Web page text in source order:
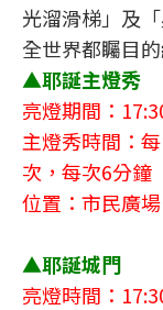
光溜滑梯」及
全世界都矚目
▲耶誕主燈秀
亮燈期間：
主燈秀時間：
次，每次6分鐘
位置：市民廣場
▲耶誕城門
亮燈時間：